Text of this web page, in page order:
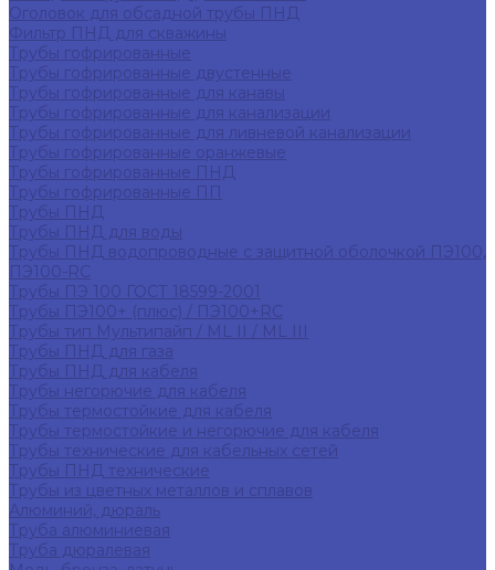
Оголовок для обсадной трубы ПНД
Фильтр ПНД для скважины
Трубы гофрированные
Трубы гофрированные двустенные
Трубы гофрированные для канавы
Трубы гофрированные для канализации
Трубы гофрированные для ливневой канализации
Трубы гофрированные оранжевые
Трубы гофрированные ПНД
Трубы гофрированные ПП
Трубы ПНД
Трубы ПНД для воды
Трубы ПНД водопроводные с защитной оболочкой ПЭ100,
ПЭ100-RC
Трубы ПЭ 100 ГОСТ 18599-2001
Трубы ПЭ100+ (плюс) / ПЭ100+RC
Трубы тип Мультипайп / ML II / ML III
Трубы ПНД для газа
Трубы ПНД для кабеля
Трубы негорючие для кабеля
Трубы термостойкие для кабеля
Трубы термостойкие и негорючие для кабеля
Трубы технические для кабельных сетей
Трубы ПНД технические
Трубы из цветных металлов и сплавов
Алюминий, дюраль
Труба алюминиевая
Труба дюралевая